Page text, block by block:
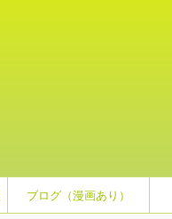
ブログ（漫画あり）